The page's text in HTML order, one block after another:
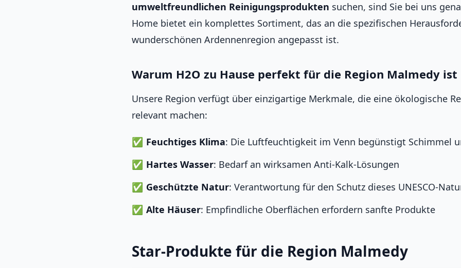
umweltfreundlichen Reinigungsprodukten suchen, sind Sie bei uns
Home bietet ein komplettes Sortiment, das an die spezifischen
wunderschönen Ardennenregion angepasst ist.
Warum H2O zu Hause perfekt für die Region Malmedy ist
Unsere Region verfügt über einzigartige Merkmale, die eine ökologische
relevant machen:
Feuchtiges Klima: Die Luftfeuchtigkeit im Venn begünstigt Schimmel
Hartes Wasser: Bedarf an wirksamen Anti-Kalk-Lösungen
Geschützte Natur: Verantwortung für den Schutz dieses UNESCO-
Alte Häuser: Empfindliche Oberflächen erfordern sanfte Produkte
Star-Produkte für die Region Malmedy